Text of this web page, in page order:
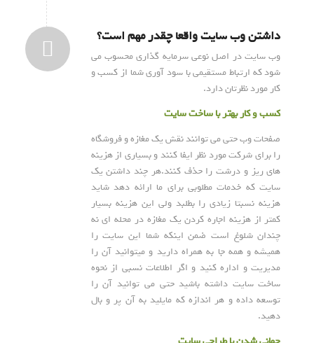
داشتن وب سایت واقعا چقدر مهم است؟
وب سایت در اصل نوعی سرمایه گذاری محسوب می
شود که ارتباط مستقیمی با سود آوری شما از کسب و
کار مورد نظرتان دارد.
کسب و کار بهتر با ساخت سایت
صفحات وب حتی می توانند نقش یک مغازه و فروشگاه
را برای شرکت مورد نظر ایفا کنند و بسیاری از هزینه
های ریز و درشت را حذف کنند.هر چند داشتن یک
سایت که خدمات مطلوبی برای ما ارائه دهد شاید
هزینه نسبتا زیادی را بطلبد ولی این هزینه بسیار
کمتر از هزینه اجاره کردن یک مغازه در محله ای نه
چندان شلوغ است ضمن اینکه شما این سایت را
همیشه و همه جا به همراه دارید و میتوانید آن را
مدیریت و اداره کنید و اگر اطلاعات نسبی از نحوه
ساخت سایت داشته باشید حتی می توانید آن را
توسعه داده و هر اندازه که مایلید به آن پر و بال
دهید.